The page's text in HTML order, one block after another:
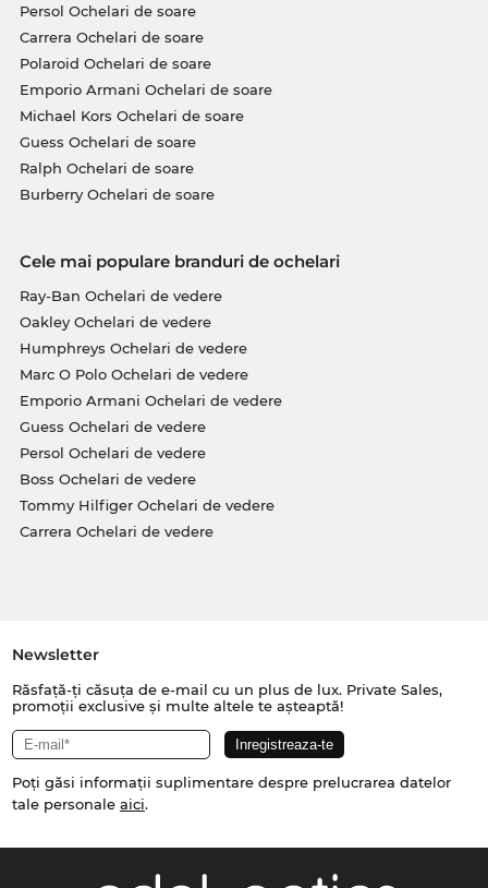
Persol Ochelari de soare
Carrera Ochelari de soare
Polaroid Ochelari de soare
Emporio Armani Ochelari de soare
Michael Kors Ochelari de soare
Guess Ochelari de soare
Ralph Ochelari de soare
Burberry Ochelari de soare
Cele mai populare branduri de ochelari
Ray-Ban Ochelari de vedere
Oakley Ochelari de vedere
Humphreys Ochelari de vedere
Marc O Polo Ochelari de vedere
Emporio Armani Ochelari de vedere
Guess Ochelari de vedere
Persol Ochelari de vedere
Boss Ochelari de vedere
Tommy Hilfiger Ochelari de vedere
Carrera Ochelari de vedere
Newsletter
Răsfață-ți căsuța de e-mail cu un plus de lux. Private Sales,
promoții exclusive și multe altele te așteaptă!
Poți găsi informații suplimentare despre prelucrarea datelor
tale personale aici.